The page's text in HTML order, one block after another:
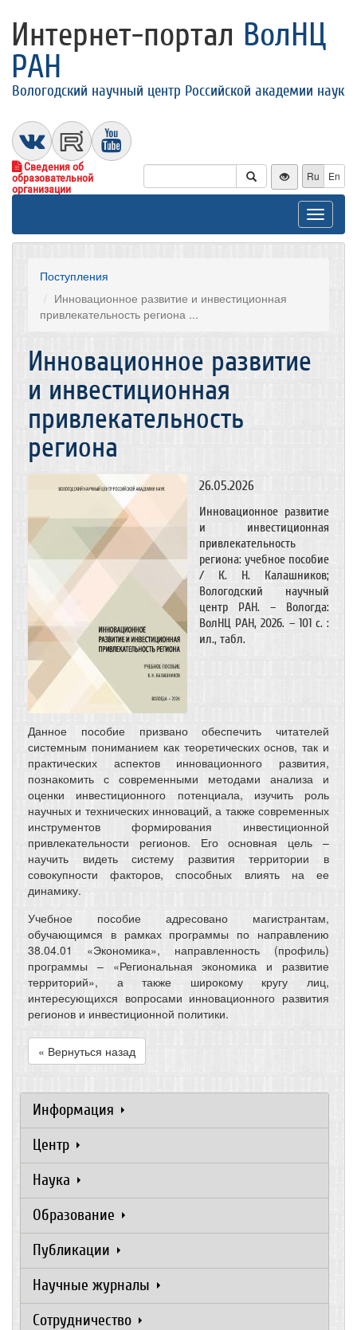
Интернет-портал ВолНЦ
РАН
Вологодский научный центр Российской академии наук
Сведения об
образовательной
организации
Ru En
Toggle
Поступления
Инновационное развитие и инвестиционная
привлекательность региона ...
Инновационное развитие
и инвестиционная
привлекательность
региона
26.05.2026
Инновационное развитие
и инвестиционная
привлекательность
региона: учебное пособие
/ К. Н. Калашников;
Вологодский научный
центр РАН. – Вологда:
ВолНЦ РАН, 2026. – 101 с. :
ил., табл.
Данное пособие призвано обеспечить читателей
системным пониманием как теоретических основ, так и
практических аспектов инновационного развития,
познакомить с современными методами анализа и
оценки инвестиционного потенциала, изучить роль
научных и технических инноваций, а также современных
инструментов формирования инвестиционной
привлекательности регионов. Его основная цель –
научить видеть систему развития территории в
совокупности факторов, способных влиять на ее
динамику.
Учебное пособие адресовано магистрантам,
обучающимся в рамках программы по направлению
38.04.01 «Экономика», направленность (профиль)
программы – «Региональная экономика и развитие
территорий», а также широкому кругу лиц,
интересующихся вопросами инновационного развития
регионов и инвестиционной политики.
« Вернуться назад
Информация
Центр
Наука
Образование
Публикации
Научные журналы
Сотрудничество